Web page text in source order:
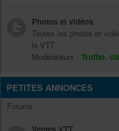
Photos et vidéos
Toutes les photos et
le VTT
Modérateurs : Trufito,
PETITES ANNONCES
Forums